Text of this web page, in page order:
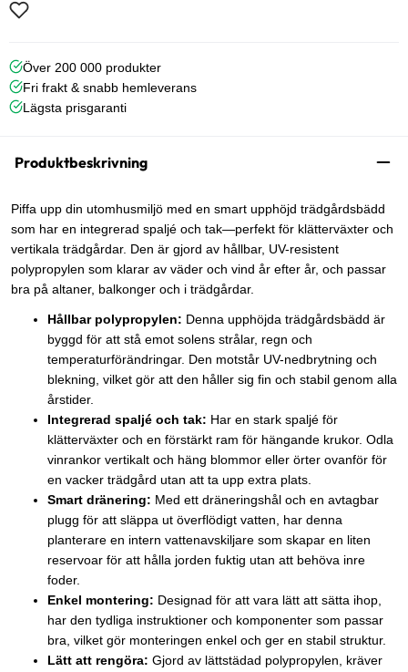
Över 200 000 produkter
Fri frakt & snabb hemleverans
Lägsta prisgaranti
Produktbeskrivning
Piffa upp din utomhusmiljö med en smart upphöjd trädgårdsbädd
som har en integrerad spaljé och tak—perfekt för klätterväxter och
vertikala trädgårdar. Den är gjord av hållbar, UV-resistent
polypropylen som klarar av väder och vind år efter år, och passar
bra på altaner, balkonger och i trädgårdar.
Hållbar polypropylen: Denna upphöjda trädgårdsbädd är
byggd för att stå emot solens strålar, regn och
temperaturförändringar. Den motstår UV-nedbrytning och
blekning, vilket gör att den håller sig fin och stabil genom alla
årstider.
Integrerad spaljé och tak: Har en stark spaljé för
klätterväxter och en förstärkt ram för hängande krukor. Odla
vinrankor vertikalt och häng blommor eller örter ovanför för
en vacker trädgård utan att ta upp extra plats.
Smart dränering: Med ett dräneringshål och en avtagbar
plugg för att släppa ut överflödigt vatten, har denna
planterare en intern vattenavskiljare som skapar en liten
reservoar för att hålla jorden fuktig utan att behöva inre
foder.
Enkel montering: Designad för att vara lätt att sätta ihop,
har den tydliga instruktioner och komponenter som passar
bra, vilket gör monteringen enkel och ger en stabil struktur.
Lätt att rengöra: Gjord av lättstädad polypropylen, kräver